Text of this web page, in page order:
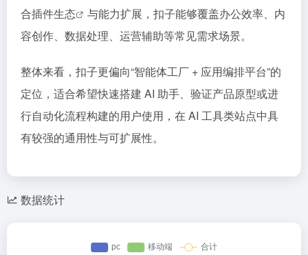
合插件生态
与能力扩展，扣子能够覆盖办公效率、内
容创作、数据处理、运营辅助等常见需求场景。
整体来看，扣子更偏向“智能体工厂 + 应用编排平台”的
定位，适合希望快速搭建 AI 助手、验证产品原型或进
行自动化流程构建的用户使用，在 AI 工具类站点中具
有较强的通用性与可扩展性。
数据统计